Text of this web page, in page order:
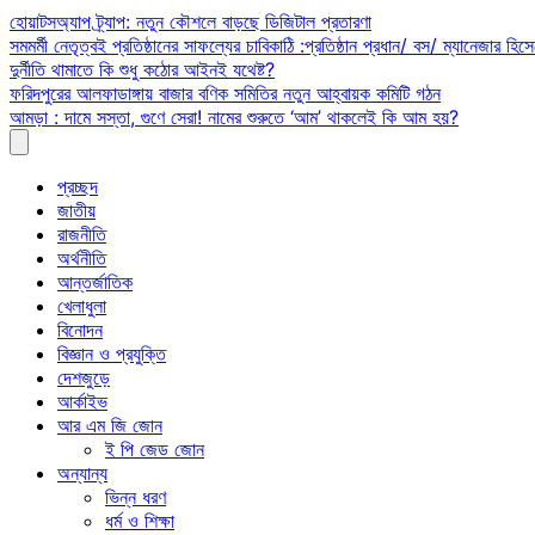
Skip
to
content
হোয়াটসঅ্যাপ ট্র্যাপ: নতুন কৌশলে বাড়ছে ডিজিটাল প্রতারণা
সমমর্মী নেতৃত্বই প্রতিষ্ঠানের সাফল্যের চাবিকাঠি :প্রতিষ্ঠান প্রধান/ বস/ ম্যানেজার
দুর্নীতি থামাতে কি শুধু কঠোর আইনই যথেষ্ট?
ফরিদপুরের আলফাডাঙ্গায় বাজার বণিক সমিতির নতুন আহ্বায়ক কমিটি গঠন
আমড়া : দামে সস্তা, গুণে সেরা! নামের শুরুতে ‘আম’ থাকলেই কি আম হয়?
প্রচ্ছদ
জাতীয়
রাজনীতি
অর্থনীতি
আন্তর্জাতিক
খেলাধুলা
বিনোদন
বিজ্ঞান ও প্রযুক্তি
দেশজুড়ে
আর্কাইভ
আর এম জি জোন
ই পি জেড জোন
অন্যান্য
ভিন্ন ধরণ
ধর্ম ও শিক্ষা